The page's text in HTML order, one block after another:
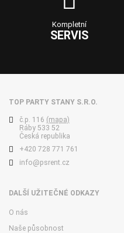
Kompletní
SERVIS
TOP PARTY STANY S.R.O.
č.p. 116 (mapa)
Ráby 533 52
Česká republika
+420 728 771 761
info@psrent.cz
DALŠÍ UŽITEČNÉ ODKAZY
O nás
Naše působnost